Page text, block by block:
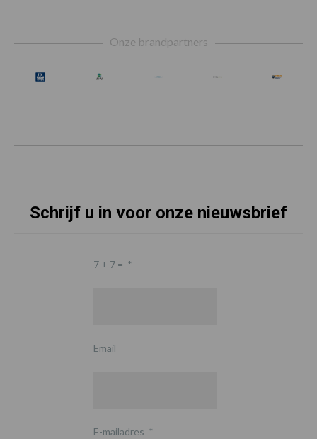
Onze brandpartners
Schrijf u in voor onze nieuwsbrief
7 + 7 = *
Email
E-mailadres *